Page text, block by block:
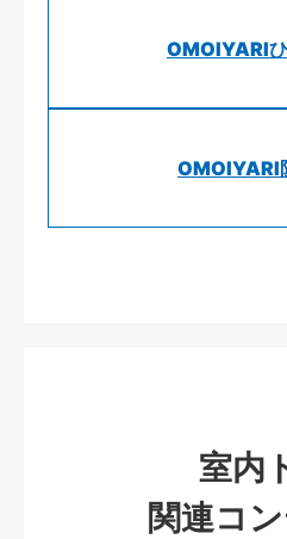
OMOIYARI
OMOIYARI
室内
関連コ